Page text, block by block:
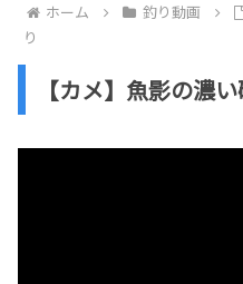
ホーム 釣り動画
り
【カメ】魚影の濃